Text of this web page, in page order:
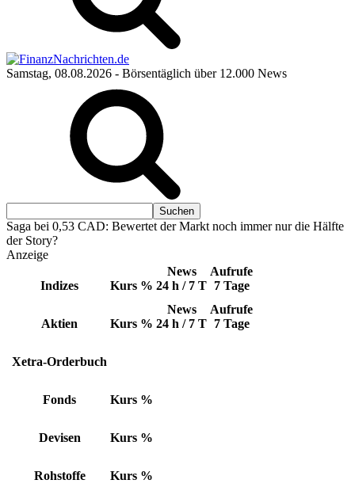
Samstag, 08.08.2026 - Börsentäglich über 12.000 News
Saga bei 0,53 CAD: Bewertet der Markt noch immer nur die Hälfte
der Story?
Anzeige
Indizes Kurs %
News
24 h / 7 T
Aufrufe
7 Tage
Aktien Kurs %
News
24 h / 7 T
Aufrufe
7 Tage
Xetra-Orderbuch
Fonds Kurs %
Devisen Kurs %
Rohstoffe Kurs %